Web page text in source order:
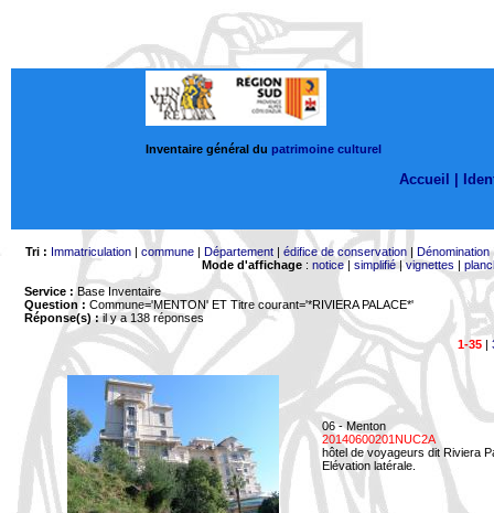
Inventaire général du patrimoine culturel
Accueil |
Tri : Immatriculation| commune| Département| édifice de conservation| Dénomination
Mode d'affichage: notice| simplifié|vignettes |
Service : Base Inventaire
Question : Commune='MENTON' ET Titre courant='*RIVIERA PALACE*'
Réponse(s) :il y a 138 réponses
1-35|
06 - Menton
20140600201NUC2A
hôtel de voyageurs dit Riviera
Elévation latérale.